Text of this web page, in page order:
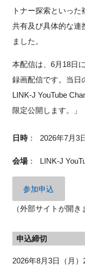
トナー探索といっ
共有及び具体的な連
ました。
本配信は、6月18日
録画配信です。当日
LINK-J YouTube
限定公開します。」
日時： 2026年7月3
会場： LINK-J
参加申込
（外部サイトが開き
申込締切
2026年8月3日（月）